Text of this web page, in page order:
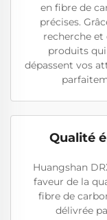
en fibre de
précises.
recherche et
produits
dépassent vos
Qualité
Huangshan
faveur de la
fibre de
délivrée